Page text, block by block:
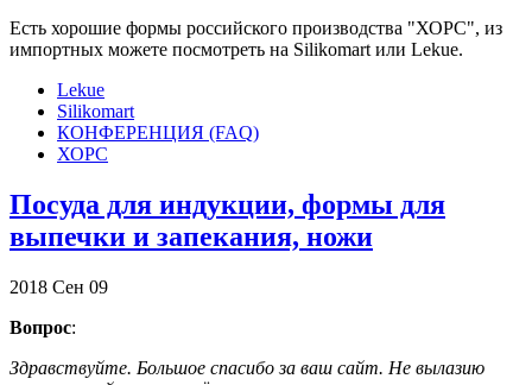
Есть хорошие формы российского производства "ХОРС", из
импортных можете посмотреть на Silikomart или Lekue.
Lekue
Silikomart
КОНФЕРЕНЦИЯ (FAQ)
ХОРС
Посуда для индукции, формы для
выпечки и запекания, ножи
2018 Сен 09
Вопрос:
Здравствуйте. Большое спасибо за ваш сайт. Не вылазию